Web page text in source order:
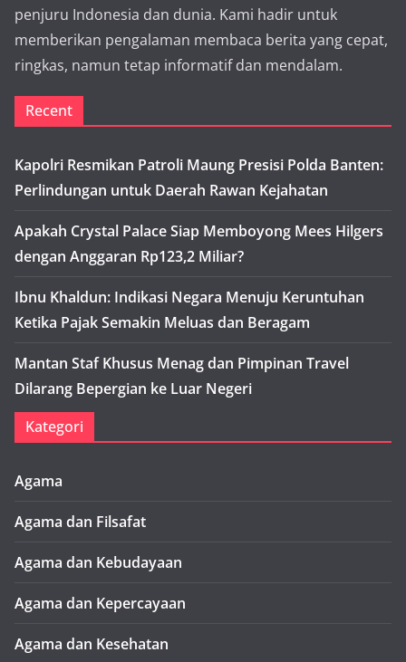
penjuru Indonesia dan dunia. Kami hadir untuk
memberikan pengalaman membaca berita yang cepat,
ringkas, namun tetap informatif dan mendalam.
Recent
Kapolri Resmikan Patroli Maung Presisi Polda Banten:
Perlindungan untuk Daerah Rawan Kejahatan
Apakah Crystal Palace Siap Memboyong Mees Hilgers
dengan Anggaran Rp123,2 Miliar?
Ibnu Khaldun: Indikasi Negara Menuju Keruntuhan
Ketika Pajak Semakin Meluas dan Beragam
Mantan Staf Khusus Menag dan Pimpinan Travel
Dilarang Bepergian ke Luar Negeri
Kategori
Agama
Agama dan Filsafat
Agama dan Kebudayaan
Agama dan Kepercayaan
Agama dan Kesehatan